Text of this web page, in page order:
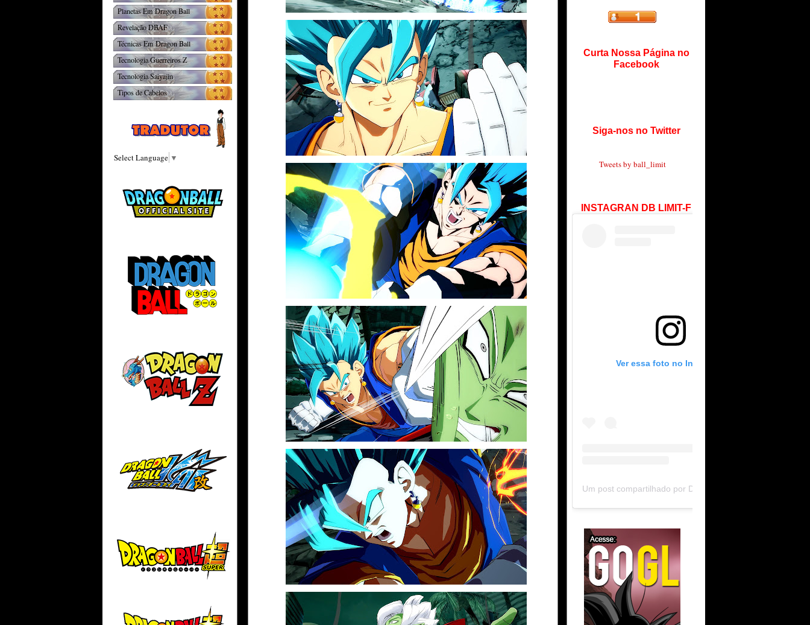
Planetas Em Dragon Ball
Revelação DBAF
Técnicas Em Dragon Ball
Tecnologia Guerreiros Z
Tecnologia Saiyajin
Tipos de Cabelos
Select Language ▼
Curta Nossa Página no
Facebook
Siga-nos no Twitter
Tweets by ball_limit
INSTAGRAN DB LIMIT-F
Ver essa foto no Instagram